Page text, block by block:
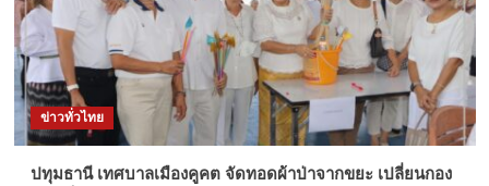
ข่าวทั่วไทย
ปทุมธานี เทศบาลเมืองคูคต จัดทอดผ้าป่าจากขยะ เปลี่ยนกอง